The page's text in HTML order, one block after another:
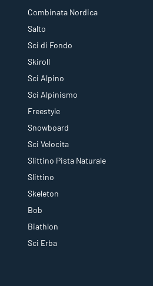
Combinata Nordica
Salto
Sci di Fondo
Skiroll
Sci Alpino
Sci Alpinismo
Freestyle
Snowboard
Sci Velocita
Slittino Pista Naturale
Slittino
Skeleton
Bob
Biathlon
Sci Erba